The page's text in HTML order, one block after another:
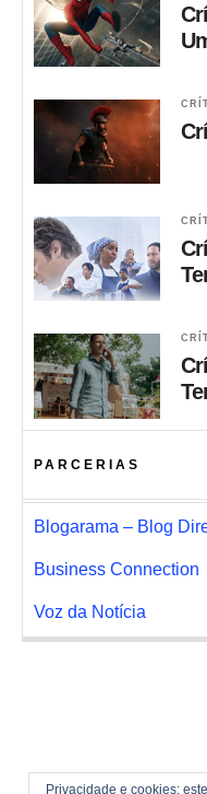
Privacidade e cookies:
PARCERIAS
Blogarama – Blog
Business Connection
Voz da Notícia